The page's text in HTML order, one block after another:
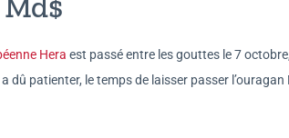
Hera est passé entre les gouttes le 7
patienter, le temps de laisser passer